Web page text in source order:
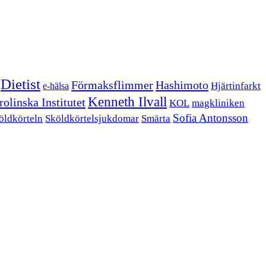
Dietist e-hälsa FörmaksflimmerHashimoto Hjärtinfarkt
InstitutetKenneth Ilvall KOL magkliniken
Sköldkörtelsjukdomar Smärta Sofia Antonsson